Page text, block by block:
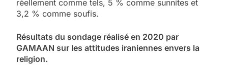
réellement comme tels, 5 % comme sunnites et
3,2 % comme soufis.
Résultats du sondage réalisé en 2020 par
GAMAAN sur les attitudes iraniennes envers la
religion.